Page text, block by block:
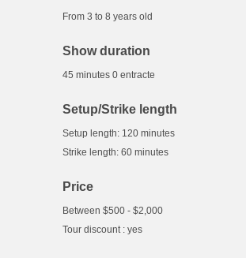
From 3 to 8 years old
Show duration
45 minutes 0 entracte
Setup/Strike length
Setup length: 120 minutes
Strike length: 60 minutes
Price
Between $500 - $2,000
Tour discount : yes